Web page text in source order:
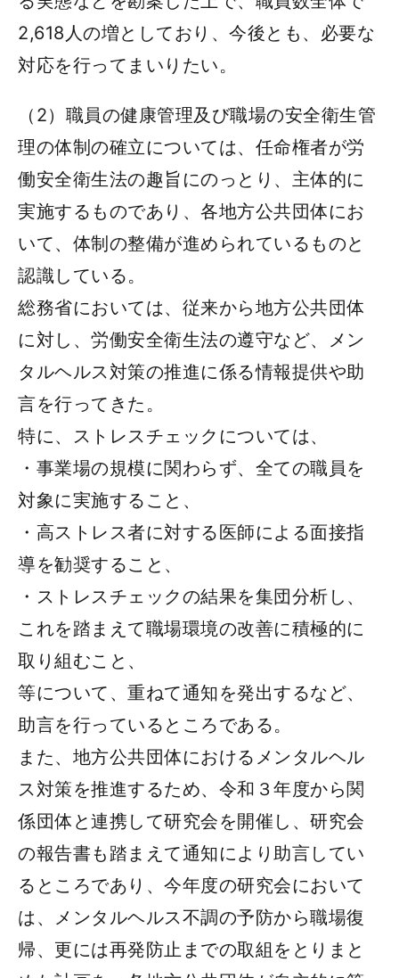
2,618人の増としており、今後とも、必要な
対応を行ってまいりたい。
（2）職員の健康管理及び職場の安全衛生管
理の体制の確立については、任命権者が労
働安全衛生法の趣旨にのっとり、主体的に
実施するものであり、各地方公共団体にお
いて、体制の整備が進められているものと
認識している。
総務省においては、従来から地方公共団体
に対し、労働安全衛生法の遵守など、メン
タルヘルス対策の推進に係る情報提供や助
言を行ってきた。
特に、ストレスチェックについては、
・事業場の規模に関わらず、全ての職員を
対象に実施すること、
・高ストレス者に対する医師による面接指
導を勧奨すること、
・ストレスチェックの結果を集団分析し、
これを踏まえて職場環境の改善に積極的に
取り組むこと、
等について、重ねて通知を発出するなど、
助言を行っているところである。
また、地方公共団体におけるメンタルヘル
ス対策を推進するため、令和３年度から関
係団体と連携して研究会を開催し、研究会
の報告書も踏まえて通知により助言してい
るところであり、今年度の研究会において
は、メンタルヘルス不調の予防から職場復
帰、更には再発防止までの取組をとりまと